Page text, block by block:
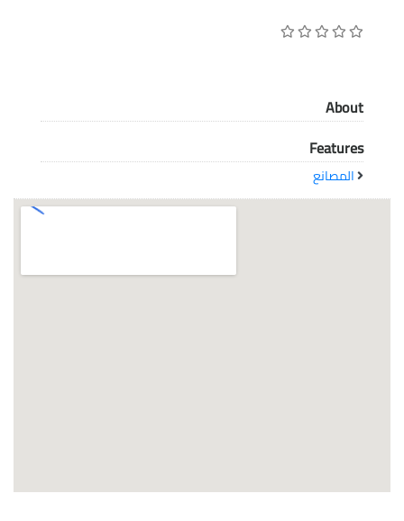
معاً نحو خلق مجتمع مبدع في عالم الأزياء
About
Features
المصانع